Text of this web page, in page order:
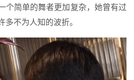
个简单的舞者更加复杂，她曾有过
多不为人知的波折。